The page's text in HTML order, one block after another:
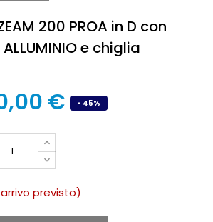
200 PROA in D con
e chiglia
€ - 45%
previsto)